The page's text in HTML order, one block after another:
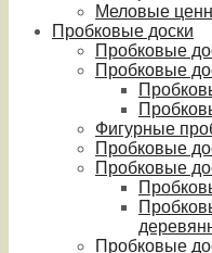
Меловые
Пробковые доски
Пробковые
Пробковые
Фигурные
Пробковые
Пробковые
Пробковые